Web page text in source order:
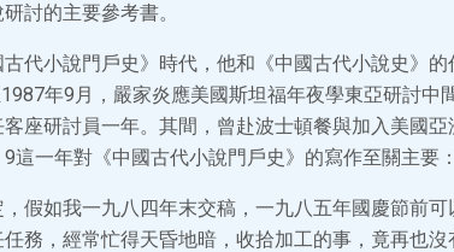
討的主要參考書。
代小說門戶史》時代，他和《中國古代小說史》
年9月，嚴家炎應美國斯坦福年夜學東亞研討中
座研討員一年。其間，曾赴波士頓餐與加入美國
這一年對《中國古代小說門戶史》的寫作至關主要：
假如我一九八四年末交稿，一九八五年國慶節前
務，經常忙得天昏地暗，收拾加工的事，竟再也